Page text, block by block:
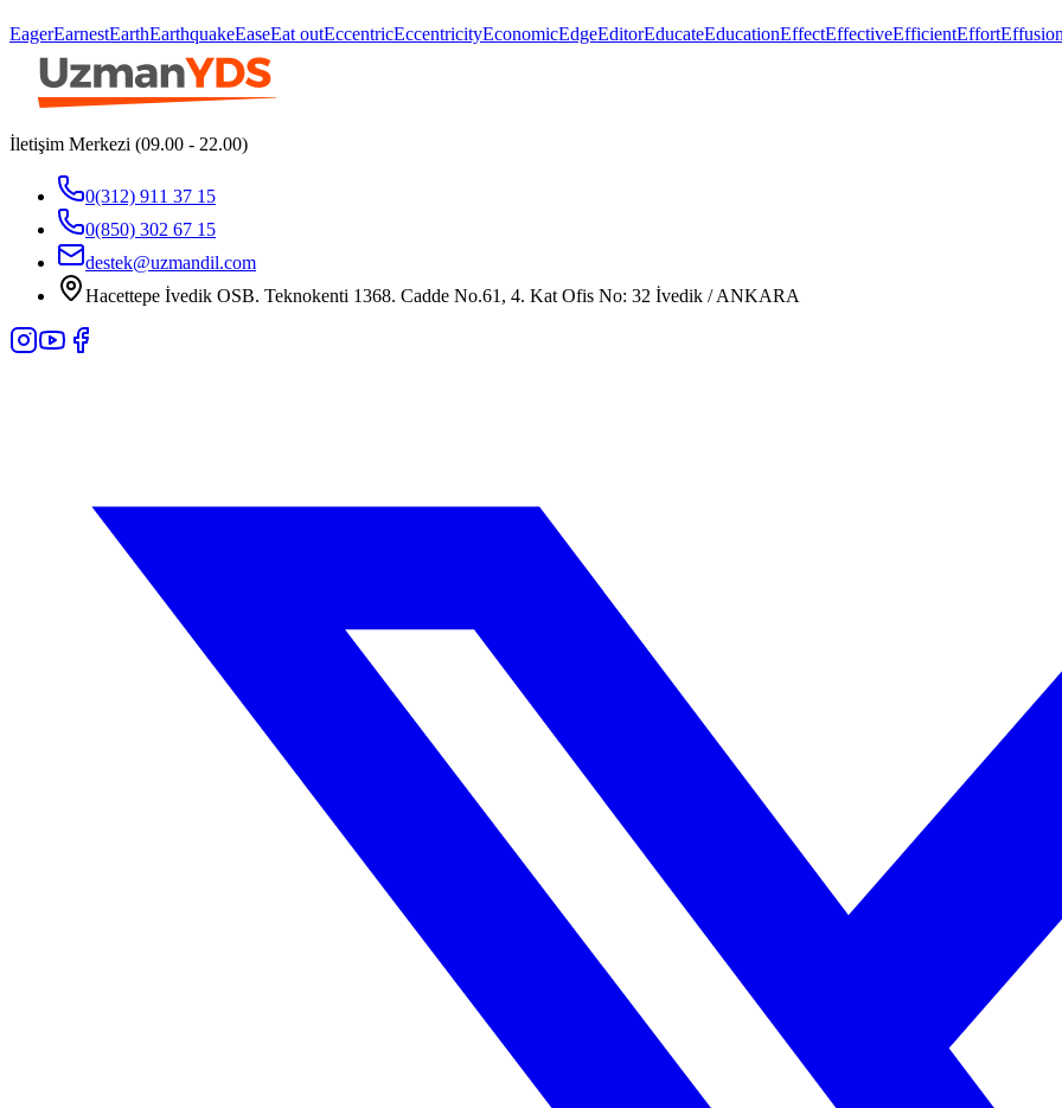
EagerEarnestEarthEarthquakeEaseEat outEccentricEccentricityEconomicEdgeEditorEducateEducationEffectEffectiveEfficientEffortEffusion
İletişim Merkezi (09.00 - 22.00)
0(312) 911 37 15
0(850) 302 67 15
destek@uzmandil.com
Hacettepe İvedik OSB. Teknokenti 1368. Cadde No.61, 4. Kat Ofis No: 32 İvedik / ANKARA